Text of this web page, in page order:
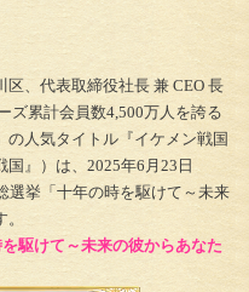
、代表取締役社長 兼 CEO 長
ズ累計会員数4,500万人を誇る
人気タイトル『イケメン戦国
』）は、2025年6月23日
選挙「十年の時を駆けて～未来
駆けて～未来の彼からあなた